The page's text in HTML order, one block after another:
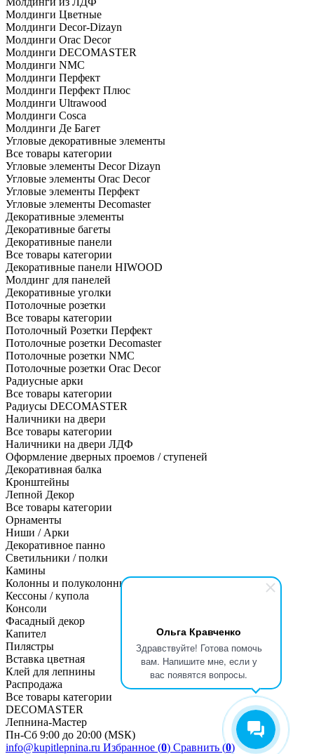
Ольга Кравченко
Здравствуйте! Готова помочь
вам. Напишите мне, если у
вас появятся вопросы.
Молдинги Цветные
Молдинги Decor-Dizayn
Молдинги Orac Decor
Молдинги DECOMASTER
Молдинги NMC
Молдинги Перфект
Молдинги Перфект Плюс
Молдинги Ultrawood
Молдинги Cosca
Молдинги Де Багет
Угловые декоративные элементы
Все товары категории
Угловые элементы Decor Dizayn
Угловые элементы Orac Decor
Угловые элементы Перфект
Угловые элементы Decomaster
Декоративные элементы
Декоративные багеты
Декоративные панели
Все товары категории
Декоративные панели HIWOOD
Молдинг для панелей
Декоративные уголки
Потолочные розетки
Все товары категории
Потолочный Розетки Перфект
Потолочные розетки Decomaster
Потолочные розетки NMC
Потолочные розетки Orac Decor
Радиусные арки
Все товары категории
Радиусы DECOMASTER
Наличники на двери
Все товары категории
Наличники на двери ЛДФ
Оформление дверных проемов / ступеней
Декоративная балка
Кронштейны
Лепной Декор
Все товары категории
Орнаменты
Ниши / Арки
Декоративное панно
Светильники / полки
Камины
Колонны и полуколонны
Кессоны / купола
Консоли
Фасадный декор
Капител
Пилястры
Вставка цветная
Клей для лепнины
Распродажа
Все товары категории
DECOMASTER
Лепнина-Мастер
Пн-Сб 9:00 до 20:00 (МSК)
info@kupitlepnina.ru Избранное (0) Сравнить (0)